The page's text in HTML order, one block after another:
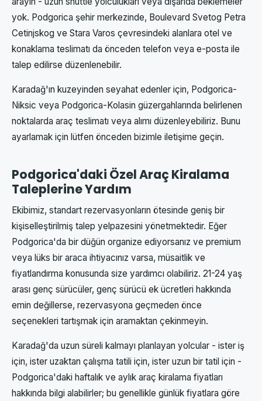
yok. Podgorica şehir merkezinde, Boulevard Svetog Petra
Cetinjskog ve Stara Varos çevresindeki alanlara otel ve
konaklama teslimatı da önceden telefon veya e-posta ile
talep edilirse düzenlenebilir.
Karadağ'ın kuzeyinden seyahat edenler için, Podgorica-
Niksic veya Podgorica-Kolasin güzergahlarında belirlenen
noktalarda araç teslimatı veya alımı düzenleyebiliriz. Bunu
ayarlamak için lütfen önceden bizimle iletişime geçin.
Podgorica'daki Özel Araç Kiralama
Taleplerine Yardım
Ekibimiz, standart rezervasyonların ötesinde geniş bir
kişiselleştirilmiş talep yelpazesini yönetmektedir. Eğer
Podgorica'da bir düğün organize ediyorsanız ve premium
veya lüks bir araca ihtiyacınız varsa, müsaitlik ve
fiyatlandırma konusunda size yardımcı olabiliriz. 21-24 yaş
arası genç sürücüler, genç sürücü ek ücretleri hakkında
emin değillerse, rezervasyona geçmeden önce
seçenekleri tartışmak için aramaktan çekinmeyin.
Karadağ'da uzun süreli kalmayı planlayan yolcular - ister iş
için, ister uzaktan çalışma tatili için, ister uzun bir tatil için -
Podgorica'daki haftalık ve aylık araç kiralama fiyatları
hakkında bilgi alabilirler; bu genellikle günlük fiyatlara göre